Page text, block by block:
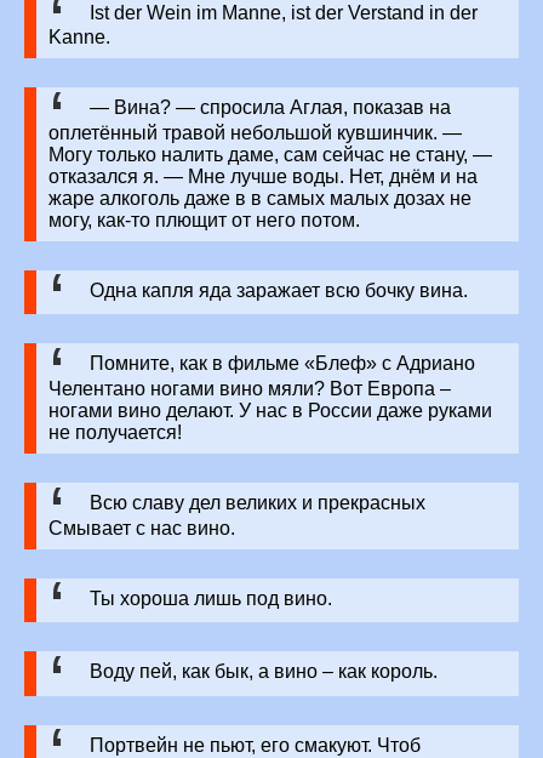
Ist der Wein im Manne, ist der Verstand in der
Kanne.
— Вина? — спросила Аглая, показав на
оплетённый травой небольшой кувшинчик. —
Могу только налить даме, сам сейчас не стану, —
отказался я. — Мне лучше воды. Нет, днём и на
жаре алкоголь даже в в самых малых дозах не
могу, как-то плющит от него потом.
Одна капля яда заражает всю бочку вина.
Помните, как в фильме «Блеф» с Адриано
Челентано ногами вино мяли? Вот Европа –
ногами вино делают. У нас в России даже руками
не получается!
Всю славу дел великих и прекрасных
Смывает с нас вино.
Ты хороша лишь под вино.
Воду пей, как бык, а вино – как король.
Портвейн не пьют, его смакуют. Чтоб